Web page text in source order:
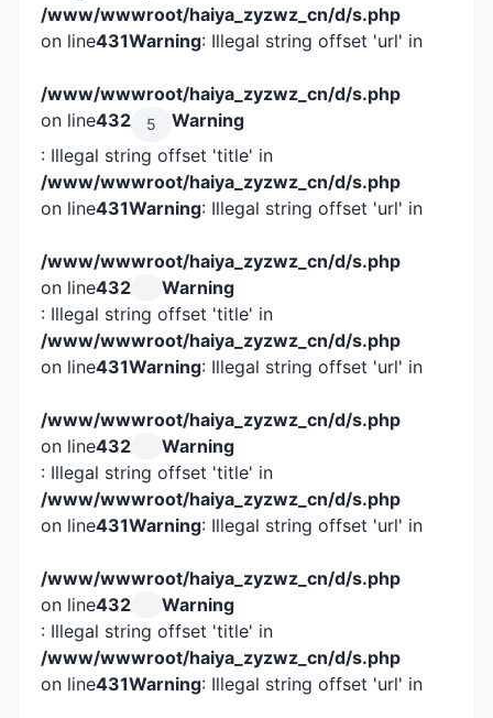
/www/wwwroot/haiya_zyzwz_cn/d/s.php
on line431Warning: Illegal string offset 'url' in
/www/wwwroot/haiya_zyzwz_cn/d/s.php
on line432 5
Warning
: Illegal string offset 'title' in
/www/wwwroot/haiya_zyzwz_cn/d/s.php
on line431Warning: Illegal string offset 'url' in
/www/wwwroot/haiya_zyzwz_cn/d/s.php
on line432
Warning
: Illegal string offset 'title' in
/www/wwwroot/haiya_zyzwz_cn/d/s.php
on line431Warning: Illegal string offset 'url' in
/www/wwwroot/haiya_zyzwz_cn/d/s.php
on line432
Warning
: Illegal string offset 'title' in
/www/wwwroot/haiya_zyzwz_cn/d/s.php
on line431Warning: Illegal string offset 'url' in
/www/wwwroot/haiya_zyzwz_cn/d/s.php
on line432
Warning
: Illegal string offset 'title' in
/www/wwwroot/haiya_zyzwz_cn/d/s.php
on line431Warning: Illegal string offset 'url' in